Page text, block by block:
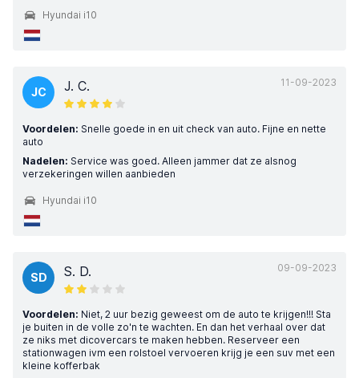
Hyundai i10
11-09-2023
JC J. C.
Voordelen: Snelle goede in en uit check van auto. Fijne en nette
auto
Nadelen: Service was goed. Alleen jammer dat ze alsnog
verzekeringen willen aanbieden
Hyundai i10
09-09-2023
SD S. D.
Voordelen: Niet, 2 uur bezig geweest om de auto te krijgen!!! Sta
je buiten in de volle zo'n te wachten. En dan het verhaal over dat
ze niks met dicovercars te maken hebben. Reserveer een
stationwagen ivm een rolstoel vervoeren krijg je een suv met een
kleine kofferbak